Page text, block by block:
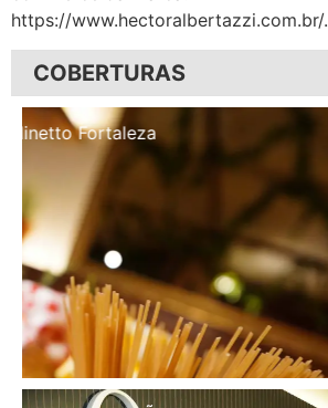
https://www.hectoralbertazzi.com.br/.
COBERTURAS
Inauguração Illa Café